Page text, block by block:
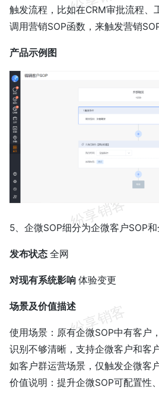
触发流程，比如在CRM审批流程、
调用营销SOP函数，来触发营销
产品示例图
5、企微SOP细分为企微客户SOP
发布状态 全网
对现有系统影响 体验变更
场景及价值描述
使用场景：原有企微SOP中有客户
识别不够清晰，支持企微客户和客
如客户群运营场景，仅触发企微客户
价值说明：提升企微SOP可配置性